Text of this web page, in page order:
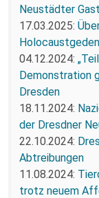
Neustädter
17.03.2025:
04.12.2024:
Demonstration
Dresden
18.11.2024:
der Dresdner
22.10.2024:
Abtreibungen
11.08.2024:
trotz neuem